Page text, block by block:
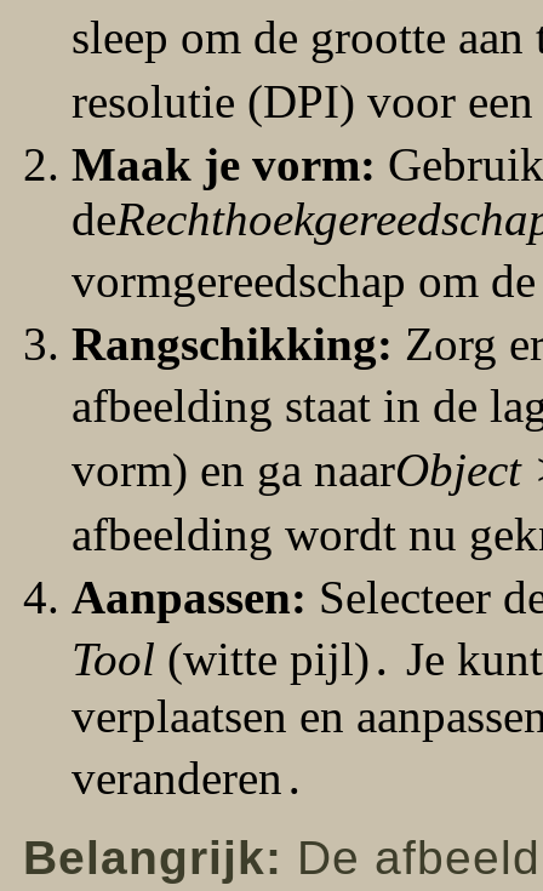
sleep om de grootte
resolutie (DPI) voor een
Maak je vorm: Gebruik
de
vormgereedschap om
Rangschikking: Zorg
afbeelding staat in de
vorm) en ga naarObject
afbeelding wordt nu
Aanpassen: Selecteer
Tool (witte pijl)․ Je
verplaatsen en
veranderen․
Belangrijk: De